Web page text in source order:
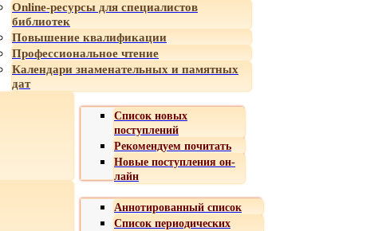
Online-ресурсы для специалистов
библиотек
Повышение квалификации
Профессиональное чтение
Календари знаменательных и памятных
дат
Список новых
поступлений
Рекомендуем почитать
Новые поступления он-
лайн
Аннотированный список
Список периодических